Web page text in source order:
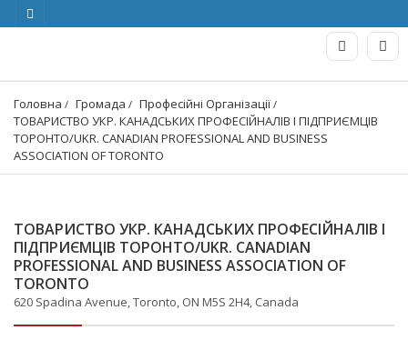
Головна Громада
Професійні Організації
ТОВАРИСТВО УКР. КАНАДСЬКИХ ПРОФЕСІЙНАЛІВ І ПІДПРИЄМЦІВ
ТОРОНТО/UKR. CANADIAN PROFESSIONAL AND BUSINESS
ASSOCIATION OF TORONTO
ТОВАРИСТВО УКР. КАНАДСЬКИХ ПРОФЕСІЙНАЛІВ І
ПІДПРИЄМЦІВ ТОРОНТО/UKR. CANADIAN
PROFESSIONAL AND BUSINESS ASSOCIATION OF
TORONTO
620 Spadina Avenue, Toronto, ON M5S 2H4, Canada